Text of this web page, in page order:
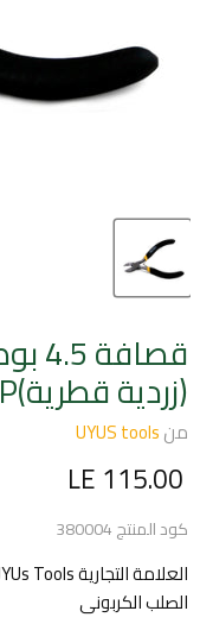
(زردية قطرية)ALC345P
منUYUS tools
السعر الحالي
LE 115.00
كود المنتج380004
الصلب الكربونى